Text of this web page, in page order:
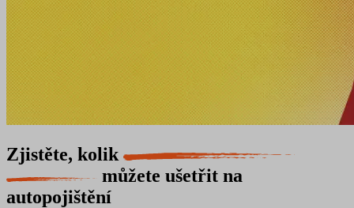
Zjistěte, kolik
můžete ušetřit na
autopojištění